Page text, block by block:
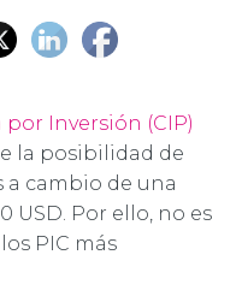
Inversión (CIP)
la posibilidad de
a cambio de una
USD. Por ello, no es
PIC más